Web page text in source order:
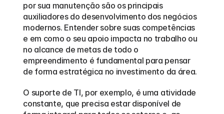
por sua manutenção são os principais
auxiliadores do desenvolvimento dos negócios
modernos. Entender sobre suas competências
e em como o seu apoio impacta no trabalho ou
no alcance de metas de todo o
empreendimento é fundamental para pensar
de forma estratégica no investimento da área.
O suporte de TI, por exemplo, é uma atividade
constante, que precisa estar disponível de